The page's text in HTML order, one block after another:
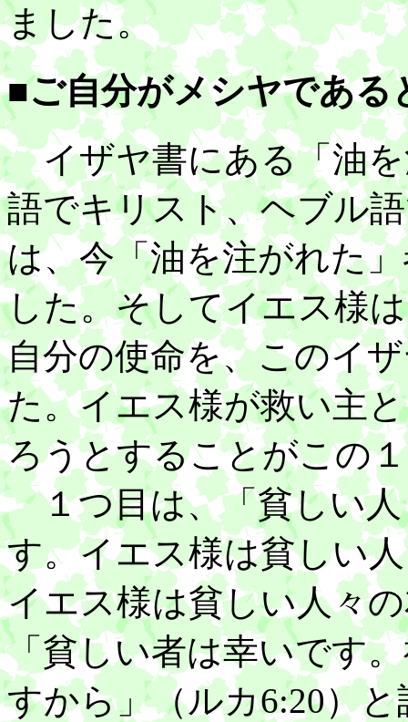
ました。
■ご自分がメシヤである
イザヤ書にある「油を
語でキリスト、ヘブル
は、今「油を注がれた
した。そしてイエス様
自分の使命を、このイ
た。イエス様が救い主
ろうとすることがこの
１つ目は、「貧しい人
す。イエス様は貧しい
イエス様は貧しい人々
「貧しい者は幸いです
すから」（ルカ6:20）